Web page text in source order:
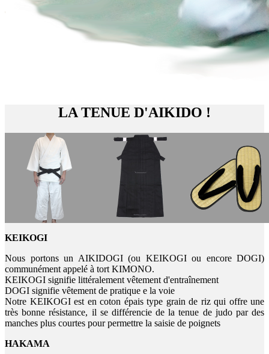
LA TENUE D'AIKIDO !
KEIKOGI
Nous portons un AIKIDOGI (ou KEIKOGI ou encore DOGI)
communément appelé à tort KIMONO.
KEIKOGI signifie littéralement vêtement d'entraînement
DOGI signifie vêtement de pratique e la voie
Notre KEIKOGI est en coton épais type grain de riz qui offre une
très bonne résistance, il se différencie de la tenue de judo par des
manches plus courtes pour permettre la saisie de poignets
HAKAMA